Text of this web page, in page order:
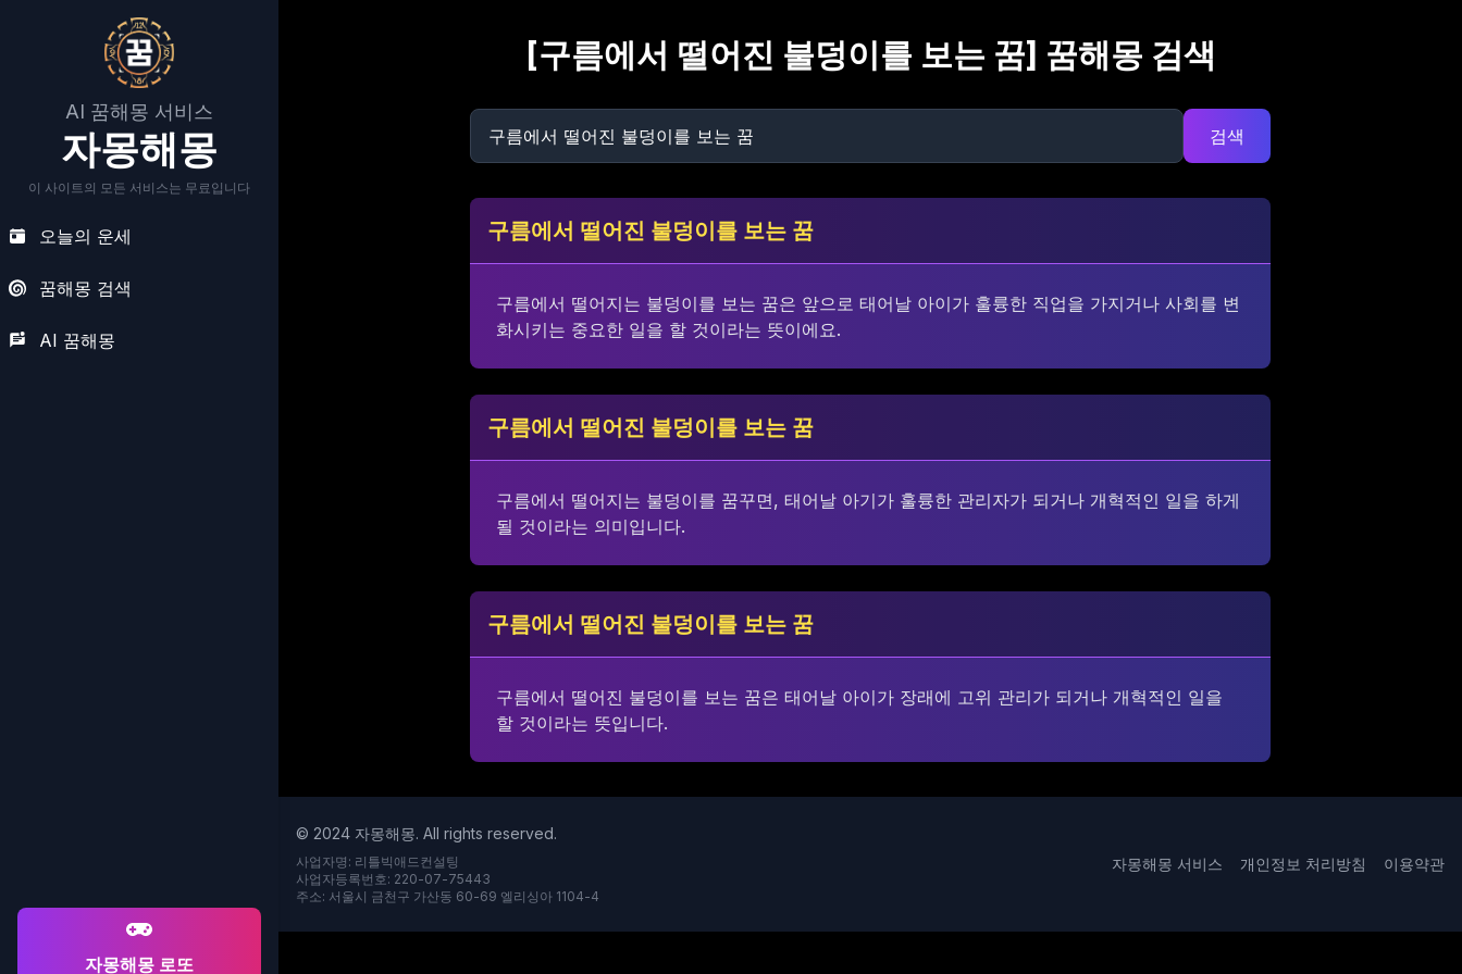
AI 꿈해몽 서비스
자몽해몽
이 사이트의 모든 서비스는 무료입니다
오늘의 운세
꿈해몽 검색
AI 꿈해몽
자몽해몽 로또
[구름에서 떨어진 불덩이를 보는 꿈] 꿈해몽 검색
검색
구름에서 떨어진 불덩이를 보는 꿈
구름에서 떨어지는 불덩이를 보는 꿈은 앞으로 태어날 아이가 훌륭한 직업을 가지거나 사회를 변
화시키는 중요한 일을 할 것이라는 뜻이에요.
구름에서 떨어진 불덩이를 보는 꿈
구름에서 떨어지는 불덩이를 꿈꾸면, 태어날 아기가 훌륭한 관리자가 되거나 개혁적인 일을 하게
될 것이라는 의미입니다.
구름에서 떨어진 불덩이를 보는 꿈
구름에서 떨어진 불덩이를 보는 꿈은 태어날 아이가 장래에 고위 관리가 되거나 개혁적인 일을
할 것이라는 뜻입니다.
© 2024 자몽해몽. All rights reserved.
사업자명: 리틀빅애드컨설팅
사업자등록번호: 220-07-75443
주소: 서울시 금천구 가산동 60-69 엘리싱아 1104-4
자몽해몽 서비스 개인정보 처리방침 이용약관